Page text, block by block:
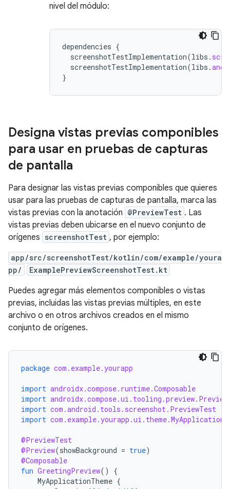
nivel del módulo:
dependencies {
screenshotTestImplementation(libs .
screenshotTestImplementation(libs .
}
Designa vistas previas componibles
para usar en pruebas de capturas
de pantalla
Para designar las vistas previas componibles que quieres
usar para las pruebas de capturas de pantalla, marca las
vistas previas con la anotación @PreviewTest . Las
vistas previas deben ubicarse en el nuevo conjunto de
orígenes screenshotTest , por ejemplo:
app/src/screenshotTest/kotlin/com/example/youra
pp/
ExamplePreviewScreenshotTest.kt
Puedes agregar más elementos componibles o vistas
previas, incluidas las vistas previas múltiples, en este
archivo o en otros archivos creados en el mismo
conjunto de orígenes.
package com.example.yourapp
import androidx.compose.runtime.Composable
import androidx.compose.ui.tooling.preview.Preview
import com.android.tools.screenshot.PreviewTest
import
@PreviewTest
@Preview(showBackground = true)
@Composable
fun GreetingPreview()
{
MyApplicationTheme {